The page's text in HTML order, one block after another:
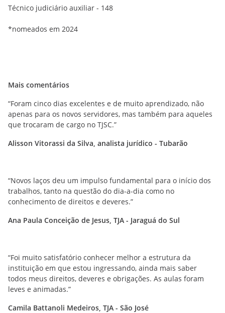
Técnico judiciário auxiliar - 148
*nomeados em 2024
Mais comentários
“Foram cinco dias excelentes e de muito aprendizado, não
apenas para os novos servidores, mas também para aqueles
que trocaram de cargo no TJSC.”
Alisson Vitorassi da Silva, analista jurídico - Tubarão
“Novos laços deu um impulso fundamental para o início dos
trabalhos, tanto na questão do dia-a-dia como no
conhecimento de direitos e deveres.”
Ana Paula Conceição de Jesus, TJA - Jaraguá do Sul
“Foi muito satisfatório conhecer melhor a estrutura da
instituição em que estou ingressando, ainda mais saber
todos meus direitos, deveres e obrigações. As aulas foram
leves e animadas.”
Camila Battanoli Medeiros, TJA - São José